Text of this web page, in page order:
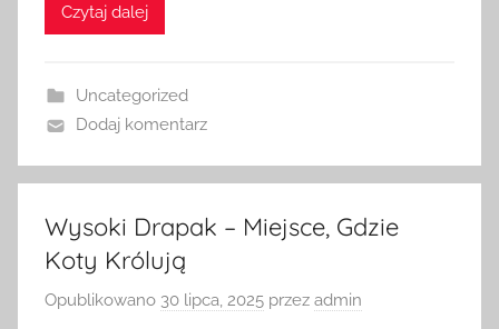
Czytaj dalej
Uncategorized
Dodaj komentarz
Wysoki Drapak – Miejsce, Gdzie
Koty Królują
Opublikowano 30 lipca, 2025 przez admin